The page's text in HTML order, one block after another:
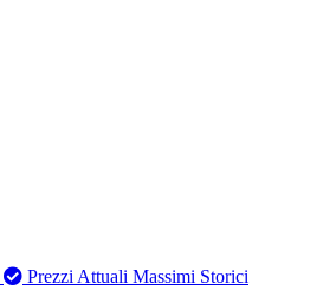
Prezzi Attuali Massimi Storici